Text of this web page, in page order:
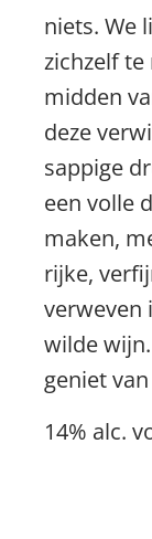
niets. We
zichzelf te
midden
deze
sappige
een volle
maken,
rijke,
verweven
wilde
geniet
14% alc.